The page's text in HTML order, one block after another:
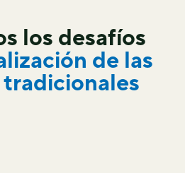
los desafíos
de las